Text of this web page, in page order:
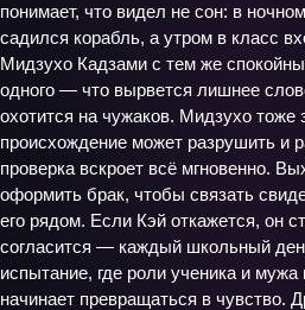
понимает, что видел не сон: в
садился корабль, а утром в класс
Мидзухо Кадзами с тем же
одного — что вырвется лишнее
охотится на чужаков. Мидзухо тоже
происхождение может разрушить и
проверка вскроет всё мгновенно.
оформить брак, чтобы связать
его рядом. Если Кэй откажется, он
согласится — каждый школьный
испытание, где роли ученика и мужа
начинает превращаться в чувство.